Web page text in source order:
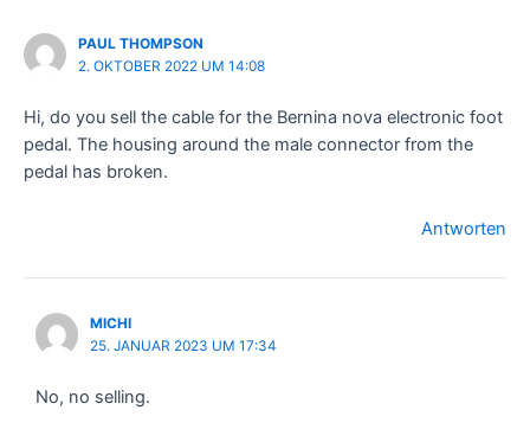
PAUL THOMPSON
2. OKTOBER 2022 UM 14:08
Hi, do you sell the cable for the Bernina nova electronic foot
pedal. The housing around the male connector from the
pedal has broken.
Antworten
MICHI
25. JANUAR 2023 UM 17:34
No, no selling.